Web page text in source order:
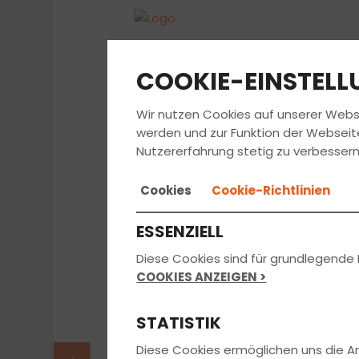
COOKIE-
Wir nutzen Cookies auf unserer
werden und zur Funktion der
Nutzererfahrung stetig zu
Cookies Cookie-Richtlinien
ESSENZIELL
Diese Cookies sind für
COOKIES ANZEIGEN >
STATISTIK
Diese Cookies ermöglichen uns die